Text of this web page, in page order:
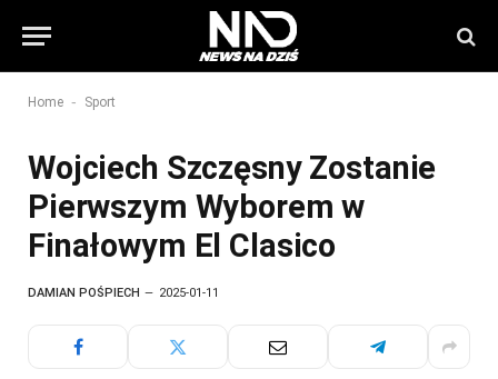
Home - Sport
Wojciech Szczęsny Zostanie
Pierwszym Wyborem w
Finałowym El Clasico
DAMIAN POŚPIECH 2025-01-11